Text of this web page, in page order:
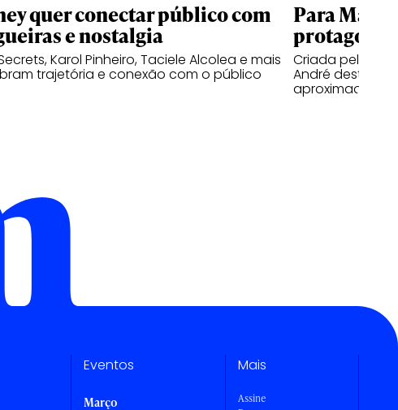
quer conectar público com
e nostalgia
Karol Pinheiro, Taciele Alcolea e mais
trajetória e conexão com o público
Para
Criada pela
André destaca
aproximação
Eventos
Março
Mais
Assine